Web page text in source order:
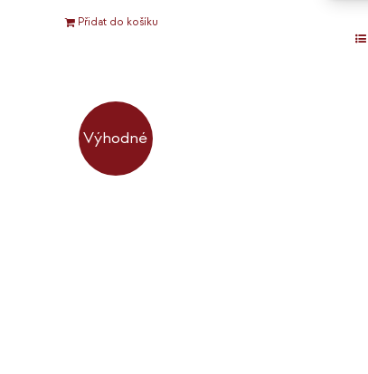
Přidat do košíku
Výhodné